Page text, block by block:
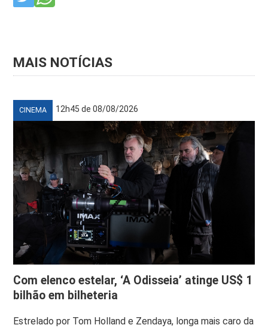
MAIS NOTÍCIAS
CINEMA 12h45 de 08/08/2026
Com elenco estelar, ‘A Odisseia’ atinge US$ 1
bilhão em bilheteria
Estrelado por Tom Holland e Zendaya, longa mais caro da